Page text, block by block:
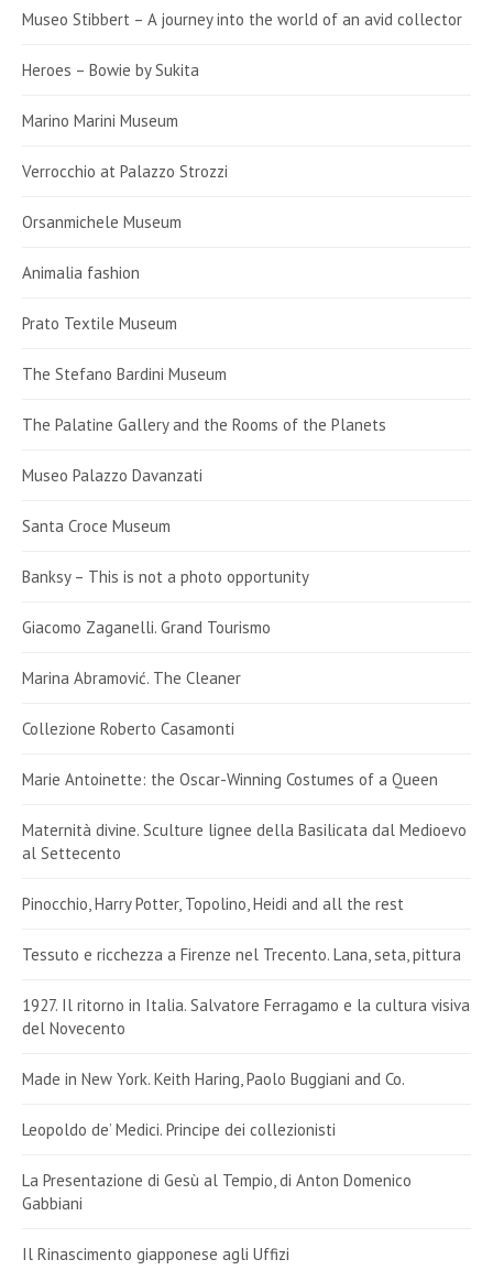
Museo Stibbert – A journey into the world of an avid collector
Heroes – Bowie by Sukita
Marino Marini Museum
Verrocchio at Palazzo Strozzi
Orsanmichele Museum
Animalia fashion
Prato Textile Museum
The Stefano Bardini Museum
The Palatine Gallery and the Rooms of the Planets
Museo Palazzo Davanzati
Santa Croce Museum
Banksy – This is not a photo opportunity
Giacomo Zaganelli. Grand Tourismo
Marina Abramović. The Cleaner
Collezione Roberto Casamonti
Marie Antoinette: the Oscar-Winning Costumes of a Queen
Maternità divine. Sculture lignee della Basilicata dal Medioevo
al Settecento
Pinocchio, Harry Potter, Topolino, Heidi and all the rest
Tessuto e ricchezza a Firenze nel Trecento. Lana, seta, pittura
1927. Il ritorno in Italia. Salvatore Ferragamo e la cultura visiva
del Novecento
Made in New York. Keith Haring, Paolo Buggiani and Co.
Leopoldo de’ Medici. Principe dei collezionisti
La Presentazione di Gesù al Tempio, di Anton Domenico
Gabbiani
Il Rinascimento giapponese agli Uffizi